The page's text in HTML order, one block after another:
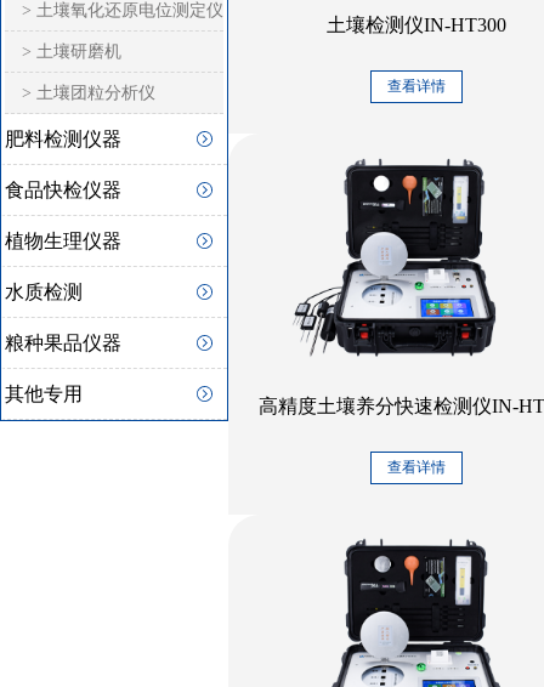
> 土壤氧化还原电位测定仪
> 土壤研磨机
> 土壤团粒分析仪
肥料检测仪器
食品快检仪器
植物生理仪器
水质检测
粮种果品仪器
其他专用
土壤检测仪IN-HT300
查看详情
高精度土壤养分快速检测仪IN-
查看详情